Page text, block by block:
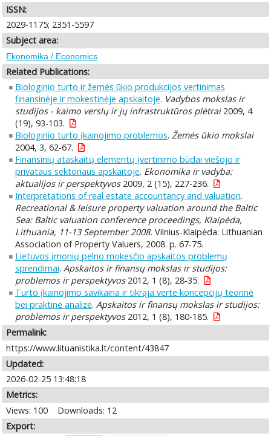
ISSN:
2029-1175; 2351-5597
Subject area:
Ekonomika / Economics
Related Publications:
Biologinio turto ir žemės ūkio produkcijos vertinimas
finansinėje ir mokestinėje apskaitoje. Vadybos mokslas ir
studijos - kaimo verslų ir jų infrastruktūros plėtrai2009, 4
(19), 93-103.
Biologinio turto įkainojimo problemos. Žemės ūkio mokslai
2004, 3, 62-67.
Finansinių ataskaitų elementų įvertinimo būdai viešojo ir
privataus sektoriaus apskaitoje. Ekonomika ir vadyba:
aktualijos ir perspektyvos2009, 2 (15), 227-236.
Interpretations of real estate accountancy and valuation.
Recreational & leisure property valuation around the Baltic
Sea: Baltic valuation conference proceedings, Klaipėda,
Lithuania, 11-13 September 2008. Vilnius-Klaipėda: Lithuanian
Association of Property Valuers, 2008. p. 67-75.
Lietuvos įmonių pelno mokesčio apskaitos problemų
sprendimai. Apskaitos ir finansų mokslas ir studijos:
problemos ir perspektyvos2012, 1 (8), 28-35.
Turto įkainojimo savikaina ir tikrąja verte koncepcijų teorinė
bei praktinė analizė. Apskaitos ir finansų mokslas ir studijos:
problemos ir perspektyvos2012, 1 (8), 180-185.
Permalink:
https://www.lituanistika.lt/content/43847
Updated:
2026-02-25 13:48:18
Metrics:
Views: 100
Downloads: 12
Export: